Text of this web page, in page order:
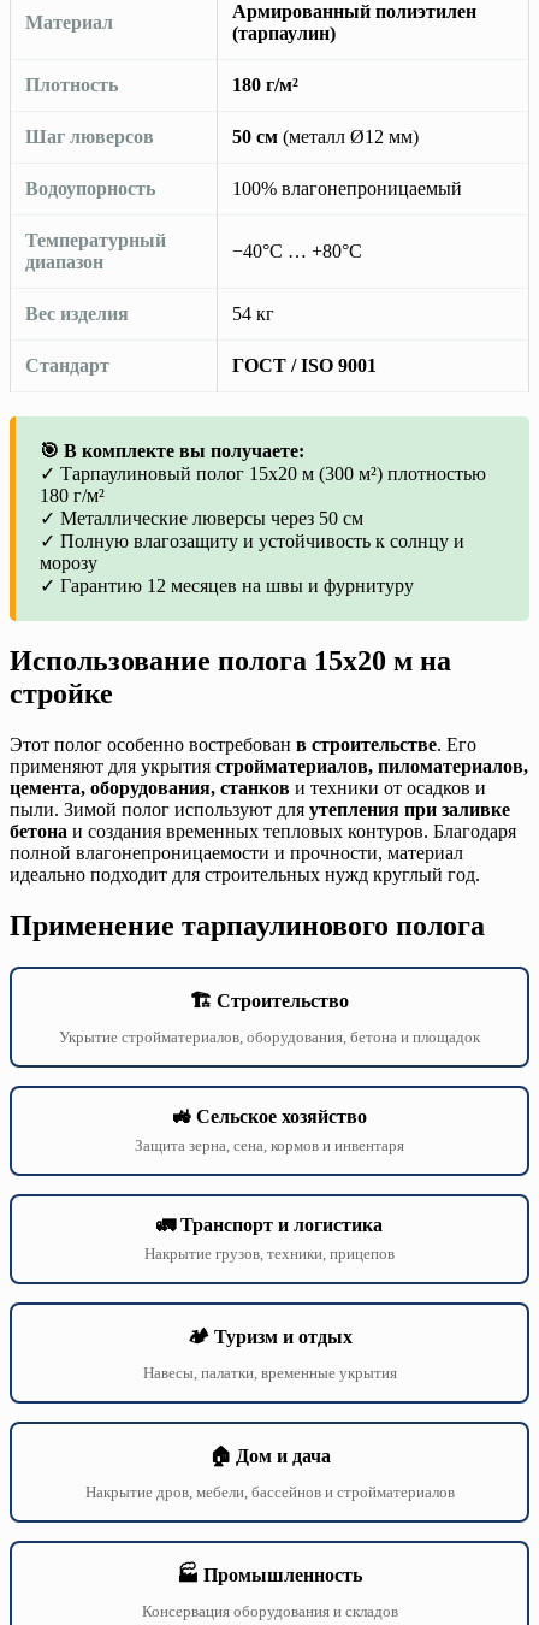
Материал
Армированный полиэтилен
(тарпаулин)
Плотность 180 г/м²
Шаг люверсов 50 см (металл Ø12 мм)
Водоупорность 100% влагонепроницаемый
Температурный
диапазон
−40°C … +80°C
Вес изделия 54 кг
Стандарт ГОСТ / ISO 9001
🎯 В комплекте вы получаете:
✓ Тарпаулиновый полог 15х20 м (300 м²) плотностью
180 г/м²
✓ Металлические люверсы через 50 см
✓ Полную влагозащиту и устойчивость к солнцу и
морозу
✓ Гарантию 12 месяцев на швы и фурнитуру
Использование полога 15х20 м на
стройке
Этот полог особенно востребован в строительстве. Его
применяют для укрытия стройматериалов, пиломатериалов,
цемента, оборудования, станков и техники от осадков и
пыли. Зимой полог используют для утепления при заливке
бетона и создания временных тепловых контуров. Благодаря
полной влагонепроницаемости и прочности, материал
идеально подходит для строительных нужд круглый год.
Применение тарпаулинового полога
🏗️ Строительство
Укрытие стройматериалов, оборудования, бетона и площадок
🚜 Сельское хозяйство
Защита зерна, сена, кормов и инвентаря
🚛 Транспорт и логистика
Накрытие грузов, техники, прицепов
🏕️ Туризм и отдых
Навесы, палатки, временные укрытия
🏠 Дом и дача
Накрытие дров, мебели, бассейнов и стройматериалов
🏭 Промышленность
Консервация оборудования и складов